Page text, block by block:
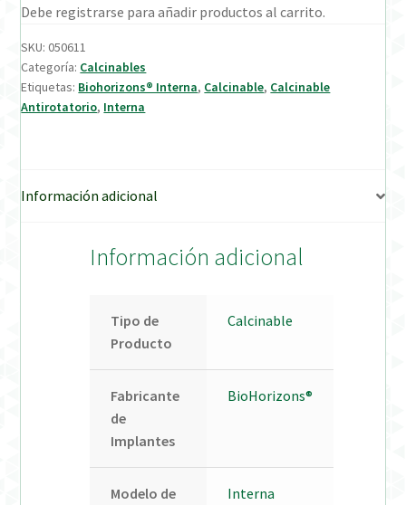
Verification Required
Welcome to DELTA Abutments | Tienda Online!
Debe registrarse para añadir productos al carrito.
SKU:050611
Categoría: Calcinables
Etiquetas: Biohorizons® Interna, Calcinable, Calcinable
Antirotatorio, Interna
Información adicional
Información adicional
Tipo de
Producto
Calcinable
Fabricante
de
Implantes
BioHorizons®
Modelo de
Interna